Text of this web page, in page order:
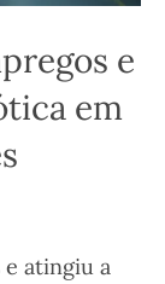
e
em
atingiu a